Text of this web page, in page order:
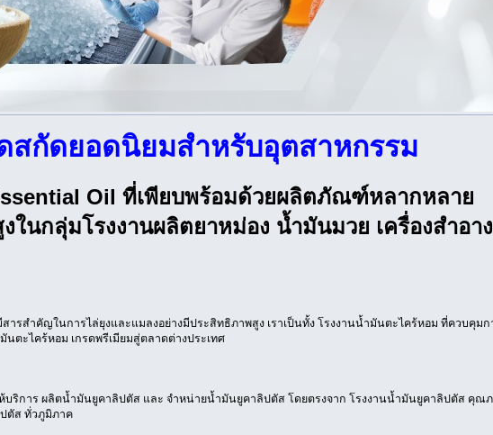
กัดยอดนิยมสำหรับอุตสาหกรรม
Oil ที่เพียบพร้อมด้วยผลิตภัณฑ์หลากหลาย
นกลุ่มโรงงานผลิตยาหม่อง น้ำมันมวย เครื่องสำอาง
สำคัญในการไล่ยุงและแมลงอย่างมีประสิทธิภาพสูง เราเป็นทั้ง โรงงานน้ำมันตะไคร้หอม ที่ควบคุมก
ตะไคร้หอม เกรดพรีเมียมสู่ตลาดต่างประเทศ
ริการ ผลิตน้ำมันยูคาลิปตัส และ จำหน่ายน้ำมันยูคาลิปตัส โดยตรงจาก โรงงานน้ำมันยูคาลิปตัส คุณ
ตัส ทั่วภูมิภาค